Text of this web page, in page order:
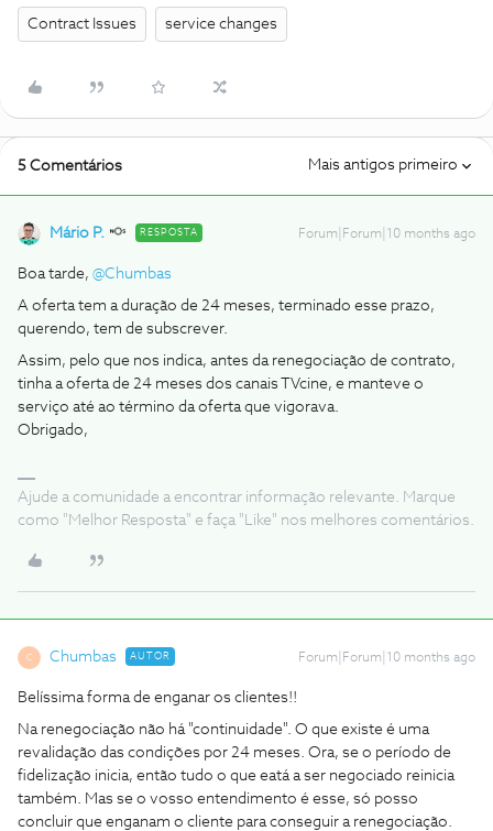
Contract Issues service changes
5 Comentários Mais antigos primeiro
Mário P. RESPOSTA Forum|Forum|10 months ago
Boa tarde, ​ @Chumbas
A oferta tem a duração de 24 meses, terminado esse prazo,
querendo, tem de subscrever.
Assim, pelo que nos indica, antes da renegociação de contrato,
tinha a oferta de 24 meses dos canais TVcine, e manteve o
serviço até ao término da oferta que vigorava.
Obrigado,
Ajude a comunidade a encontrar informação relevante. Marque
como "Melhor Resposta" e faça "Like" nos melhores comentários.
C Chumbas AUTOR Forum|Forum|10 months ago
Belíssima forma de enganar os clientes!!
Na renegociação não há "continuidade". O que existe é uma
revalidação das condições por 24 meses. Ora, se o período de
fidelização inicia, então tudo o que eatá a ser negociado reinicia
também. Mas se o vosso entendimento é esse, só posso
concluir que enganam o cliente para conseguir a renegociação.